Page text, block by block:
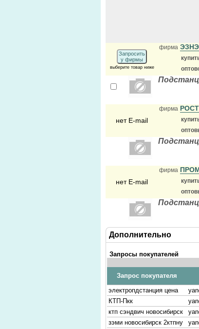
Запросить
у фирмы
выберите товар ниже
фирма ЭЗНЭ
нет E-mail
фирма
нет E-mail
фирма
Дополнительно
Запросы покупателей
Запрос покупателя
электропдстанция цена
КТП-Пкк
ктп сэндвич новосибирск
зэми новосибирск 2ктпну